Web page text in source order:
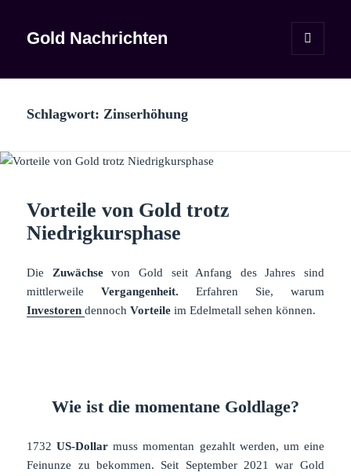
Gold Nachrichten
WIDGETS
Schlagwort:Zinserhöhung
Vorteile von Gold trotz
Niedrigkursphase
Die Zuwächsevon Gold seit Anfang des Jahres sind
mittlerweileVergangenheit. Erfahren Sie, warum
Investoren dennochVorteile im Edelmetall sehen können.
Wie ist die momentane Goldlage?
1732US-Dollar muss momentan gezahlt werden, um eine
Feinunze zu bekommen. Seit September 2021 war Gold